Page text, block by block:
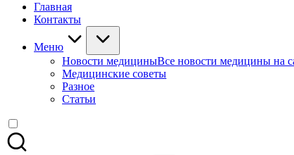
Главная
Контакты
Меню
Новости медициныВсе новости медицины на
Медицинские советы
Разное
Статьи